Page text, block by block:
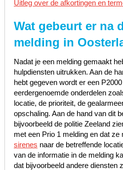
Uitleg over de afkortingen en
Wat gebeurt er na
melding in
Nadat je een melding gemaakt
hulpdiensten uitrukken. Aan de
hebt gegeven wordt er een
eerdergenoemde onderdelen
locatie, de prioriteit, de
opschaling. Aan de hand van dit
bijvoorbeeld de politie Zeeland
met een Prio 1 melding en dat ze
sirenes naar de betreffende
van de informatie in de melding
dat bijvoorbeeld andere diensten